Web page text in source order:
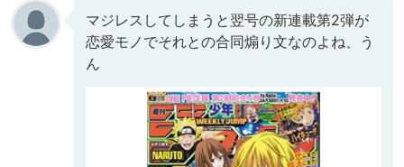
マジレスしてしまうと翌号の新連載第2弾が
恋愛モノでそれとの合同煽り文なのよね、う
ん